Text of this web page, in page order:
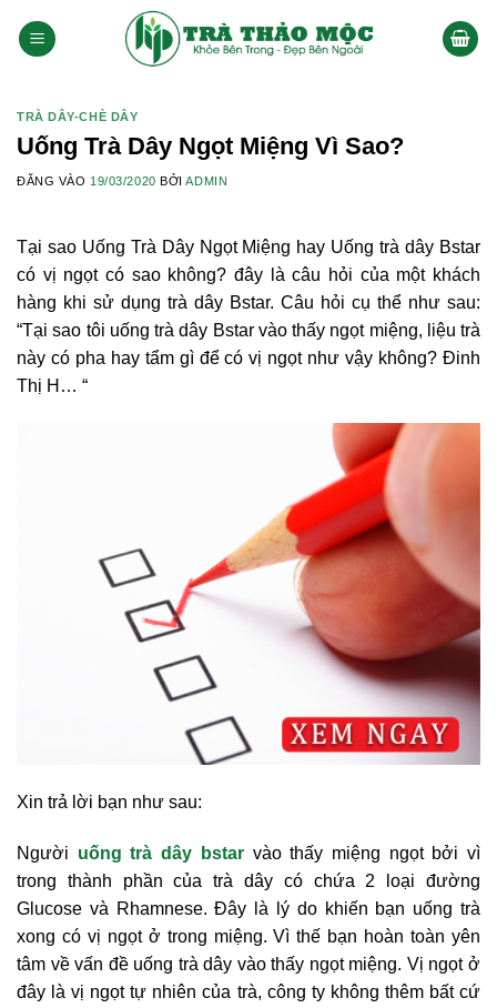
qua
TRÀ DÂY-CHÈ DÂY
Uống Trà Dây Ngọt Miệng Vì Sao?
ĐĂNG VÀO 19/03/2020 BỞIADMIN
Tại sao Uống Trà Dây Ngọt Miệng hay Uống trà dây Bstar
có vị ngọt có sao không? đây là câu hỏi của một khách
hàng khi sử dụng trà dây Bstar. Câu hỏi cụ thể như sau:
“Tại sao tôi uống trà dây Bstar vào thấy ngọt miệng, liệu trà
này có pha hay tẩm gì để có vị ngọt như vậy không? Đinh
Thị H… “
Xin trả lời bạn như sau:
Người uống trà dây bstarvào thấy miệng ngọt bởi vì
trong thành phần của trà dây có chứa 2 loại đường
Glucose và Rhamnese. Đây là lý do khiến bạn uống trà
xong có vị ngọt ở trong miệng. Vì thế bạn hoàn toàn yên
tâm về vấn đề uống trà dây vào thấy ngọt miệng. Vị ngọt ở
đây là vị ngọt tự nhiên của trà, công ty không thêm bất cứ